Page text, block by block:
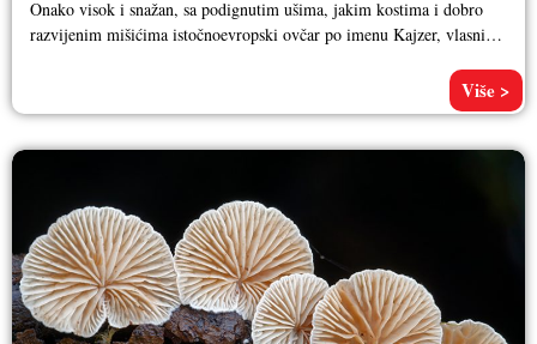
Onako visok i snažan, sa podignutim ušima, jakim kostima i dobro
razvijenim mišićima istočnoevropski ovčar po imenu Kajzer, vlasnika
Više >